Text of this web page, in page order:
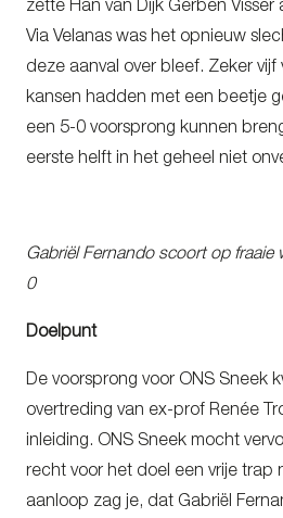
zette Han van Dijk Gerben Visser
Via Velanas was het opnieuw
deze aanval over bleef. Zeker
kansen hadden met een beetje
een 5-0 voorsprong kunnen
eerste helft in het geheel niet
Gabriël Fernando scoort op fraaie
0
Doelpunt
De voorsprong voor ONS Sneek
overtreding van ex-prof Renée
inleiding. ONS Sneek mocht
recht voor het doel een vrije trap
aanloop zag je, dat Gabriël